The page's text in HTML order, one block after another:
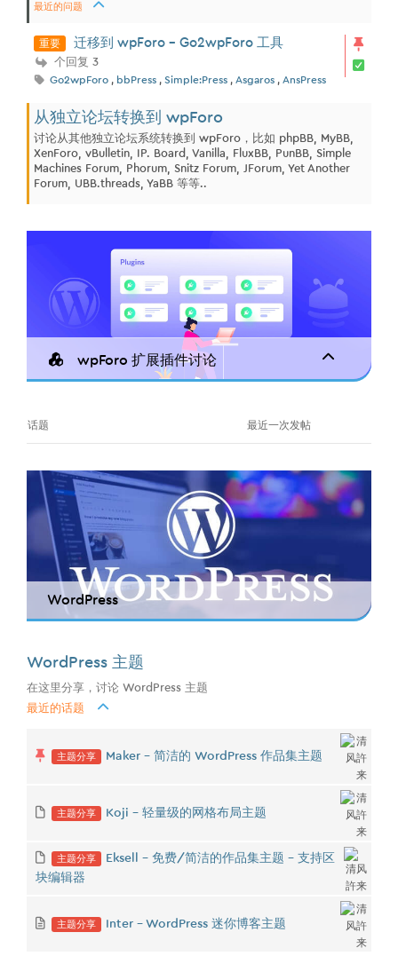
最近的问题
重要 迁移到 wpForo - Go2wpForo 工具
个回复 3
Go2wpForo , bbPress , Simple:Press , Asgaros , AnsPress
从独立论坛转换到 wpForo
讨论从其他独立论坛系统转换到 wpForo，比如 phpBB, MyBB,
XenForo, vBulletin, IP. Board, Vanilla, FluxBB, PunBB, Simple
Machines Forum, Phorum, Snitz Forum, JForum, Yet Another
Forum, UBB.threads, YaBB 等等..
wpForo 扩展插件讨论
话题 最近一次发帖
WordPress
WordPress 主题
在这里分享，讨论 WordPress 主题
最近的话题
主题分享 Maker - 简洁的 WordPress 作品集主题
主题分享 Koji - 轻量级的网格布局主题
主题分享
Eksell - 免费/简洁的作品集主题 - 支持区
块编辑器
主题分享 Inter - WordPress 迷你博客主题